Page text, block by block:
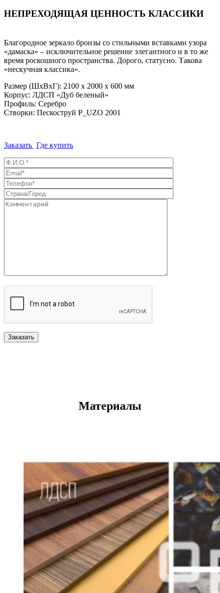
НЕПРЕХОДЯЩАЯ ЦЕННОСТЬ КЛАССИКИ
Благородное зеркало бронзы со стильными вставками узора
«дамаска» – исключительное решение элегантного и в то же
время роскошного пространства. Дорого, статусно. Такова
«нескучная классика».
Размер (ШхВхГ): 2100 х 2000 х 600 мм
Корпус: ЛДСП «Дуб беленый»
Профиль: Серебро
Створки: Пескоструй P_UZO 2001
Заказать Где купить
Материалы